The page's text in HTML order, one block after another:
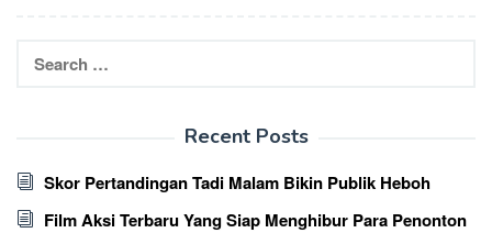
for:
Recent Posts
Skor Pertandingan Tadi Malam Bikin Publik Heboh
Film Aksi Terbaru Yang Siap Menghibur Para Penonton